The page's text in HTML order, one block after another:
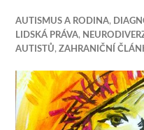
AUTISMUS A RODINA,
LIDSKÁ PRÁVA,
AUTISTŮ,ZAHRANIČNÍ